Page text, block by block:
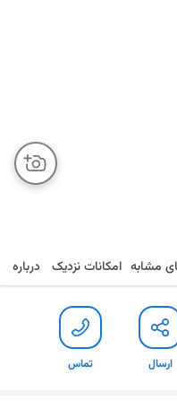
تماس مشابه امکانات نزدیک درباره
ارسال تماس